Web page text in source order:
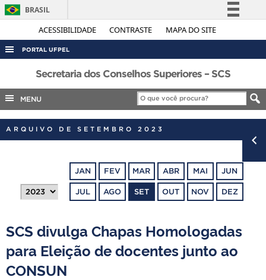
ACESSIBILIDADE CONTRASTE MAPA DO SITE
BRASIL
Simplifique!
Acesso à informação
Legislação
Canais
PORTAL UFPEL
ACESSO À INFORMAÇÃO
AUDITORIA
COBALTO
CONCURSOS
OUVIDORIA
TELEFONES
Secretaria dos Conselhos Superiores – SCS
MENU
ARQUIVO DE SETEMBRO 2023
JAN FEV MAR ABR MAI JUN
JUL AGO SET OUT NOV DEZ
SCS divulga Chapas Homologadas
para Eleição de docentes junto ao
CONSUN